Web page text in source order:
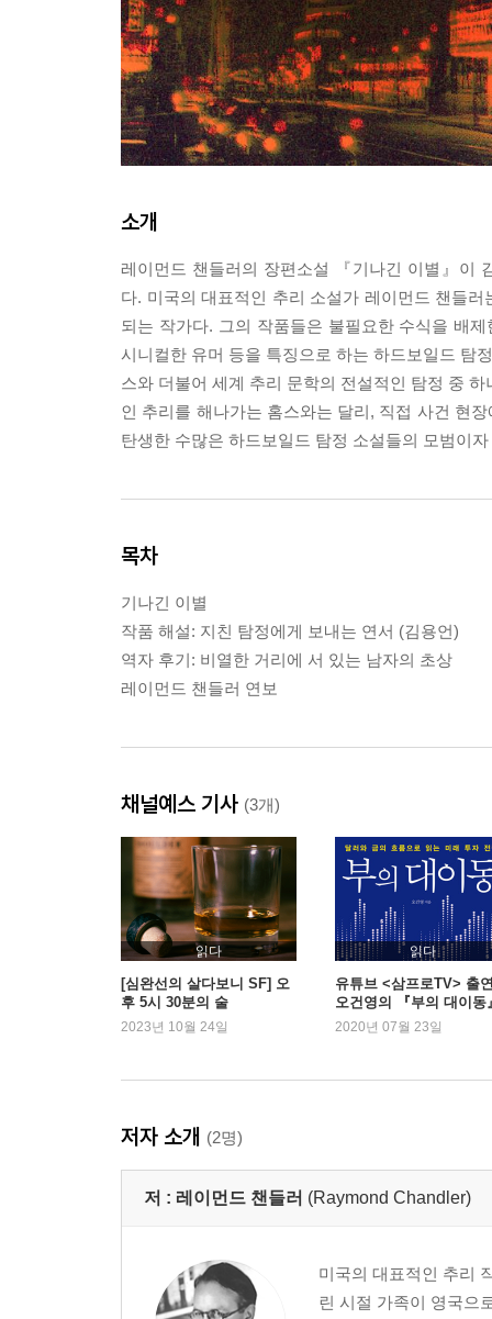
소개
레이먼드 챈들러의 장편소설 『기나긴 이별』이
다. 미국의 대표적인 추리 소설가 레이먼드 챈들
되는 작가다. 그의 작품들은 불필요한 수식을 배
시니컬한 유머 등을 특징으로 하는 하드보일드 탐
스와 더불어 세계 추리 문학의 전설적인 탐정 중
인 추리를 해나가는 홈스와는 달리, 직접 사건 현
탄생한 수많은 하드보일드 탐정 소설들의 모범이
목차
기나긴 이별
작품 해설: 지친 탐정에게 보내는 연서 (김용언)
역자 후기: 비열한 거리에 서 있는 남자의 초상
레이먼드 챈들러 연보
채널예스 기사 (3개)
읽다
[심완선의 살다보니 SF] 오
후 5시 30분의 술
2023년 10월 24일
읽다
유튜브 <삼프로TV> 출
오건영의 『부의 대이동
새로운 1위
2020년 07월 23일
저자 소개 (2명)
저 : 레이먼드 챈들러 (Raymond Chandler)
미국의 대표적인 추리
린 시절 가족이 영국으